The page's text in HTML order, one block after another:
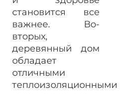
становится все
важнее. Во-
вторых,
деревянный дом
обладает
отличными
теплоизоляционными